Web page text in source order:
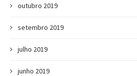
outubro 2019
setembro 2019
julho 2019
junho 2019